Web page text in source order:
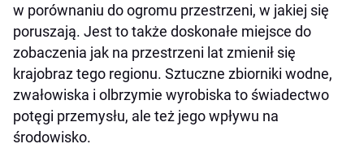
w porównaniu do ogromu przestrzeni, w jakiej się
poruszają. Jest to także doskonałe miejsce do
zobaczenia jak na przestrzeni lat zmienił się
krajobraz tego regionu. Sztuczne zbiorniki wodne,
zwałowiska i olbrzymie wyrobiska to świadectwo
potęgi przemysłu, ale też jego wpływu na
środowisko.